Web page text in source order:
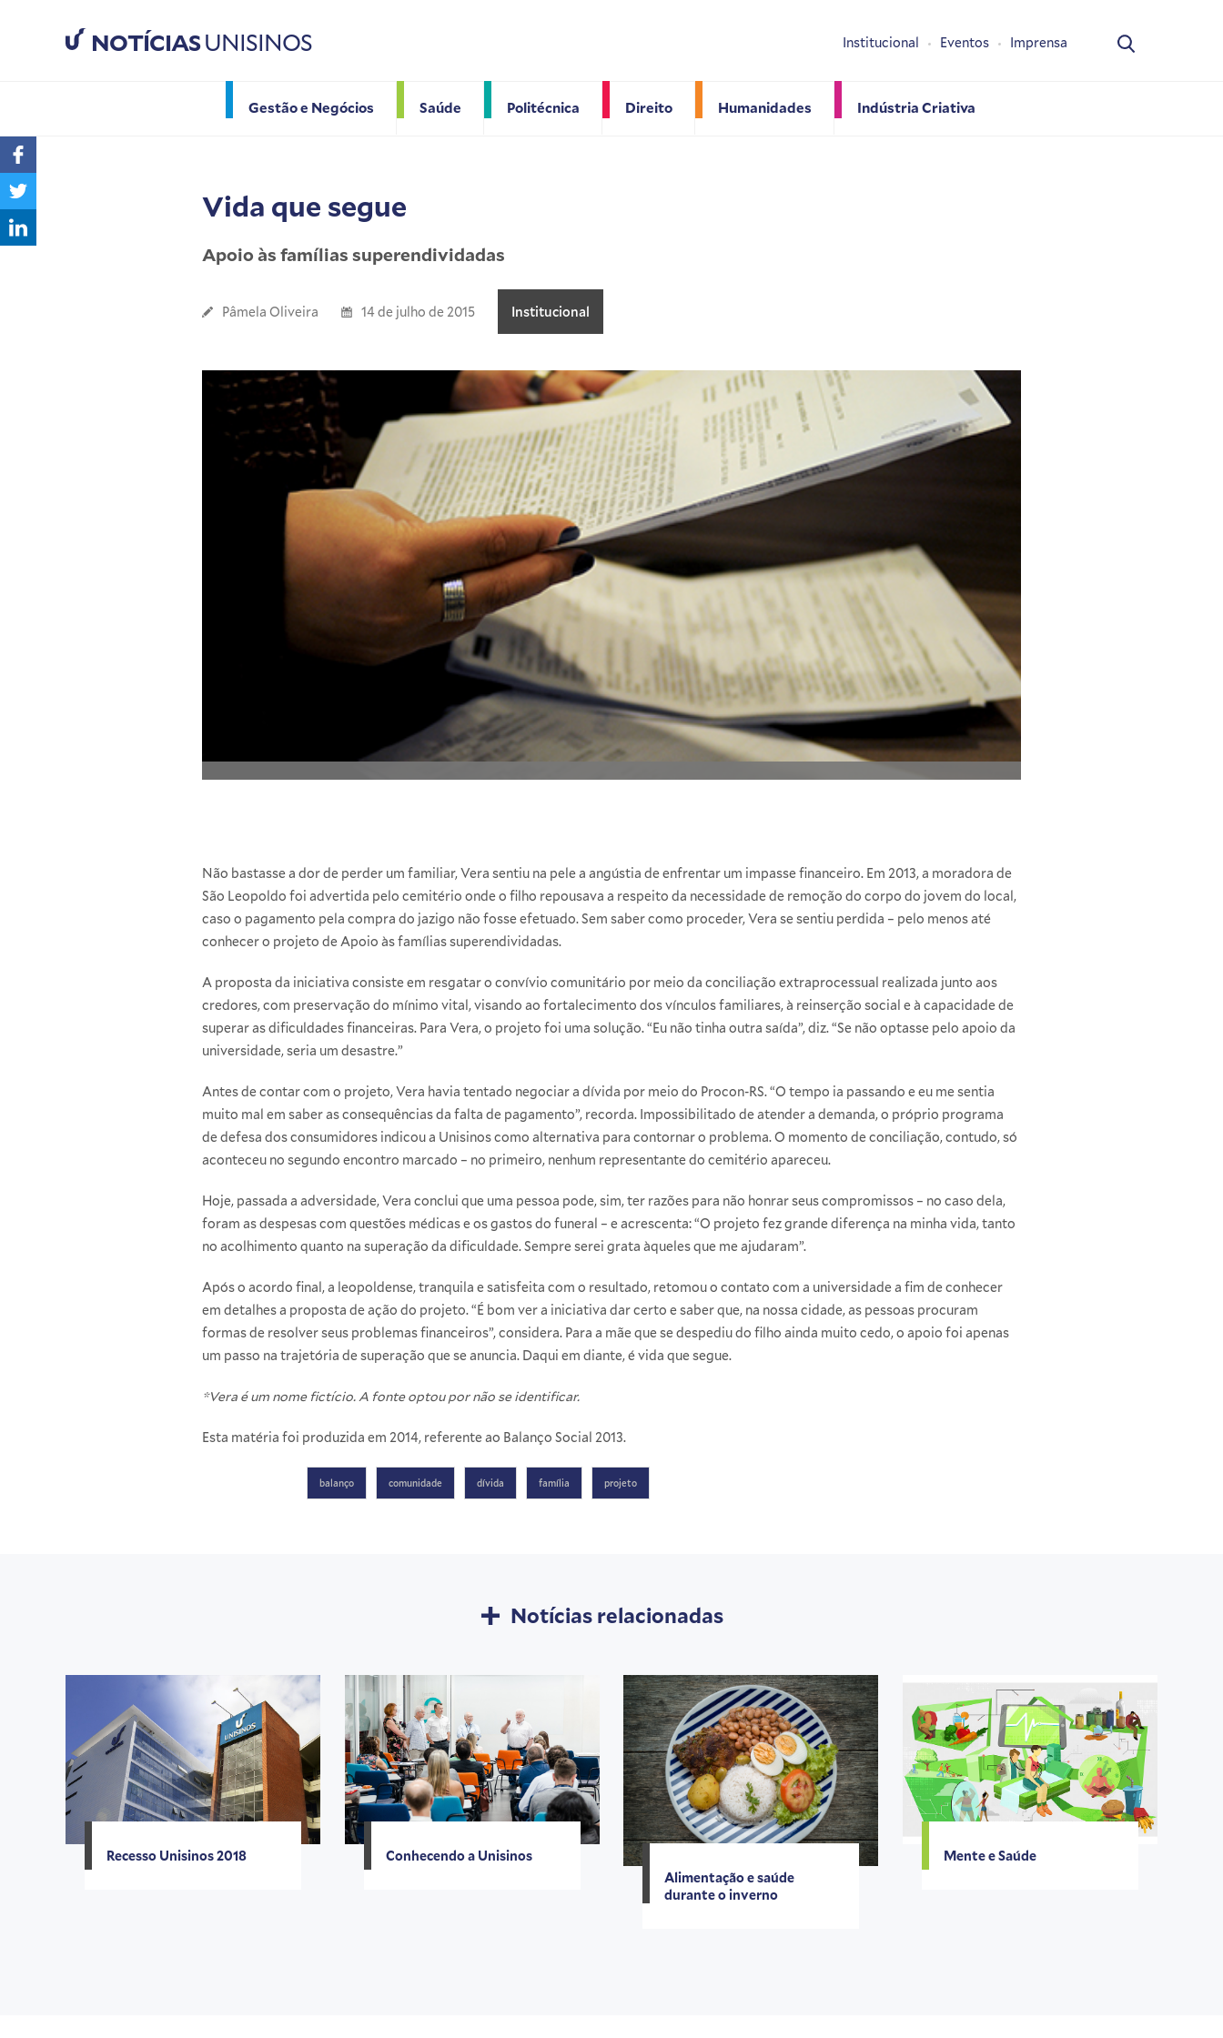
NOTÍCIASUNISINOS
Gestão e Negócios Saúde Politécnica Direito Humanidades Indústria Criativa
Institucional Eventos Imprensa
Vida que segue
Apoio às famílias superendividadas
Pâmela Oliveira 14 de julho de 2015 Institucional
Não bastasse a dor de perder um familiar, Vera sentiu na pele a angústia de enfrentar um impasse financeiro. Em 2013, a moradora de
São Leopoldo foi advertida pelo cemitério onde o filho repousava a respeito da necessidade de remoção do corpo do jovem do local,
caso o pagamento pela compra do jazigo não fosse efetuado. Sem saber como proceder, Vera se sentiu perdida – pelo menos até
conhecer o projeto de Apoio às famílias superendividadas.
A proposta da iniciativa consiste em resgatar o convívio comunitário por meio da conciliação extraprocessual realizada junto aos
credores, com preservação do mínimo vital, visando ao fortalecimento dos vínculos familiares, à reinserção social e à capacidade de
superar as dificuldades financeiras. Para Vera, o projeto foi uma solução. “Eu não tinha outra saída”, diz. “Se não optasse pelo apoio da
universidade, seria um desastre.”
Antes de contar com o projeto, Vera havia tentado negociar a dívida por meio do Procon-RS. “O tempo ia passando e eu me sentia
muito mal em saber as consequências da falta de pagamento”, recorda. Impossibilitado de atender a demanda, o próprio programa
de defesa dos consumidores indicou a Unisinos como alternativa para contornar o problema. O momento de conciliação, contudo, só
aconteceu no segundo encontro marcado – no primeiro, nenhum representante do cemitério apareceu.
Hoje, passada a adversidade, Vera conclui que uma pessoa pode, sim, ter razões para não honrar seus compromissos – no caso dela,
foram as despesas com questões médicas e os gastos do funeral – e acrescenta: “O projeto fez grande diferença na minha vida, tanto
no acolhimento quanto na superação da dificuldade. Sempre serei grata àqueles que me ajudaram”.
Após o acordo final, a leopoldense, tranquila e satisfeita com o resultado, retomou o contato com a universidade a fim de conhecer
em detalhes a proposta de ação do projeto. “É bom ver a iniciativa dar certo e saber que, na nossa cidade, as pessoas procuram
formas de resolver seus problemas financeiros”, considera. Para a mãe que se despediu do filho ainda muito cedo, o apoio foi apenas
um passo na trajetória de superação que se anuncia. Daqui em diante, é vida que segue.
*Vera é um nome fictício. A fonte optou por não se identificar.
Esta matéria foi produzida em 2014, referente ao Balanço Social 2013.
balanço comunidade dívida família projeto
Notícias relacionadas
Recesso Unisinos 2018
Conhecendo a Unisinos
Alimentação e saúde
durante o inverno
Mente e Saúde